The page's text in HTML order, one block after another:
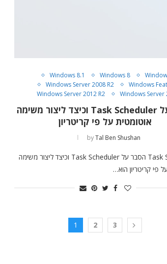
Windows 8
Windows 8.1
Windows
Windows Server 2008 R2
Windows Server
Windows Server 2012 R2
הסבר על Task Scheduler וכיצד ליצור משימה
אוטומטית על פי קריטריון
byTal Ben Shushan
Task Scheduler הסבר על Task Scheduler וכיצד ליצור משימה
פי קריטריון הוא…
1 2 3